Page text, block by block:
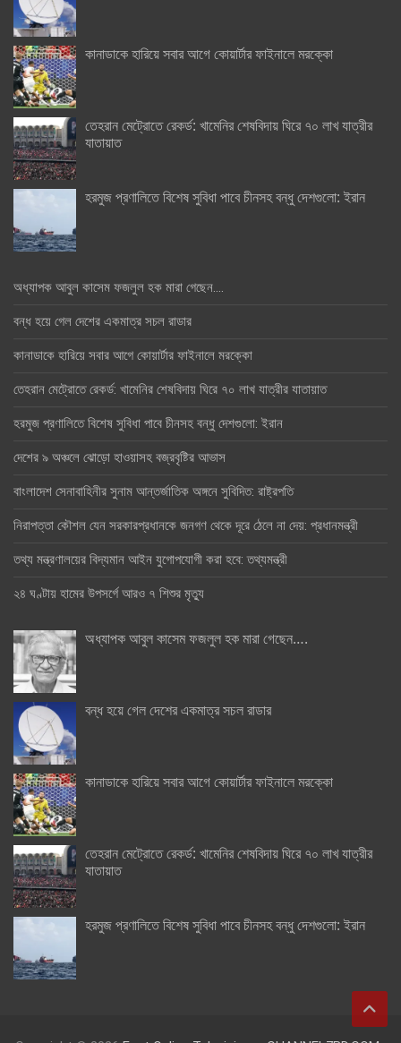
কানাডাকে হারিয়ে সবার আগে কোয়ার্টার ফাইনালে মরক্কো
তেহরান মেট্রোতে রেকর্ড: খামেনির শেষবিদায় ঘিরে ৭০ লাখ যাত্রীর
যাতায়াত
হরমুজ প্রণালিতে বিশেষ সুবিধা পাবে চীনসহ বন্ধু দেশগুলো: ইরান
অধ্যাপক আবুল কাসেম ফজলুল হক মারা গেছেন….
বন্ধ হয়ে গেল দেশের একমাত্র সচল রাডার
কানাডাকে হারিয়ে সবার আগে কোয়ার্টার ফাইনালে মরক্কো
তেহরান মেট্রোতে রেকর্ড: খামেনির শেষবিদায় ঘিরে ৭০ লাখ যাত্রীর যাতায়াত
হরমুজ প্রণালিতে বিশেষ সুবিধা পাবে চীনসহ বন্ধু দেশগুলো: ইরান
দেশের ৯ অঞ্চলে ঝোড়ো হাওয়াসহ বজ্রবৃষ্টির আভাস
বাংলাদেশ সেনাবাহিনীর সুনাম আন্তর্জাতিক অঙ্গনে সুবিদিত: রাষ্ট্রপতি
নিরাপত্তা কৌশল যেন সরকারপ্রধানকে জনগণ থেকে দূরে ঠেলে না দেয়: প্রধানমন্ত্রী
তথ্য মন্ত্রণালয়ের বিদ্যমান আইন যুগোপযোগী করা হবে: তথ্যমন্ত্রী
২৪ ঘণ্টায় হামের উপসর্গে আরও ৭ শিশুর মৃত্যু
অধ্যাপক আবুল কাসেম ফজলুল হক মারা গেছেন….
বন্ধ হয়ে গেল দেশের একমাত্র সচল রাডার
কানাডাকে হারিয়ে সবার আগে কোয়ার্টার ফাইনালে মরক্কো
তেহরান মেট্রোতে রেকর্ড: খামেনির শেষবিদায় ঘিরে ৭০ লাখ যাত্রীর
যাতায়াত
হরমুজ প্রণালিতে বিশেষ সুবিধা পাবে চীনসহ বন্ধু দেশগুলো: ইরান